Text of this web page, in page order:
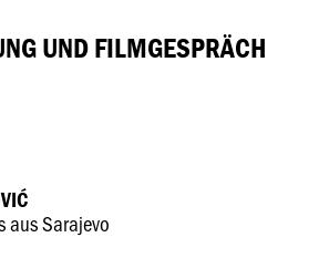
UND FILMGESPRÄCH
aus Sarajevo